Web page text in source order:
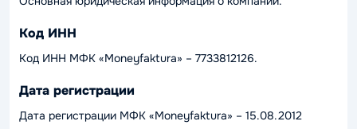
Код ИНН
Код ИНН МФК «Moneyfaktura» – 7733812126.
Дата регистрации
Дата регистрации МФК «Moneyfaktura» – 15.08.2012